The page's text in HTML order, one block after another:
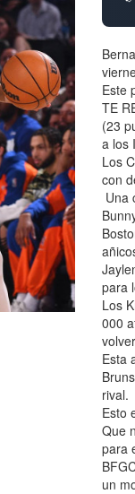
Este
TE
(23
a los
Los
con
Una
para
Los
000
Esta
rival.
Esto
Que
para
un